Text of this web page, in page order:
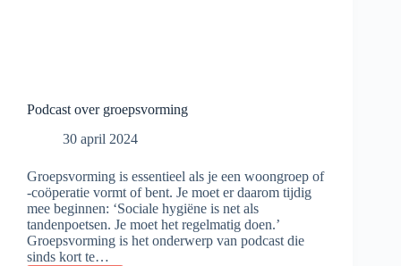
Podcast over groepsvorming
30 april 2024
Groepsvorming is essentieel als je een woongroep of
-coöperatie vormt of bent. Je moet er daarom tijdig
mee beginnen: ‘Sociale hygiëne is net als
tandenpoetsen. Je moet het regelmatig doen.’
Groepsvorming is het onderwerp van podcast die
sinds kort te…